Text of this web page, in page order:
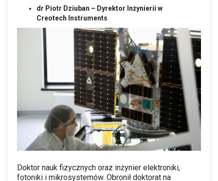
dr Piotr Dziuban – Dyrektor Inżynierii w
Creotech Instruments
Doktor nauk fizycznych oraz inżynier elektroniki,
fotoniki i mikrosystemów. Obronił doktorat na